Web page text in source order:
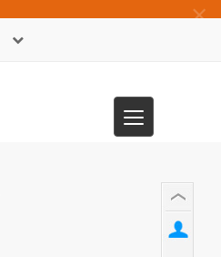
×
Toggle
navigation